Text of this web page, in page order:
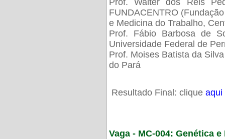
Prof. Walter dos Reis
FUNDACENTRO
e Medicina do Trabalho,
Prof. Fábio Barbosa de
Universidade Federal de
Prof. Moises Batista da
do Pará
Resultado Final: clique aqui
Vaga - MC-004: Genética